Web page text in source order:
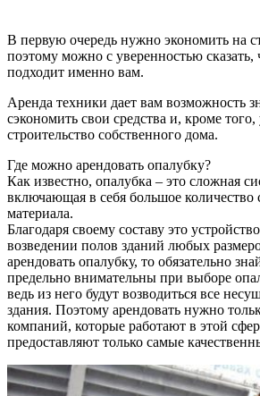
В первую очередь нужно экономить на
поэтому можно с уверенностью сказать,
подходит именно вам.
Аренда техники дает вам возможность
сэкономить свои средства и, кроме того,
строительство собственного дома.
Где можно арендовать опалубку?
Как известно, опалубка – это сложная
включающая в себя большое количество
материала.
Благодаря своему составу это
возведении полов зданий любых
арендовать опалубку, то обязательно
предельно внимательны при выборе
ведь из него будут возводиться все
здания. Поэтому арендовать нужно
компаний, которые работают в этой
предоставляют только самые